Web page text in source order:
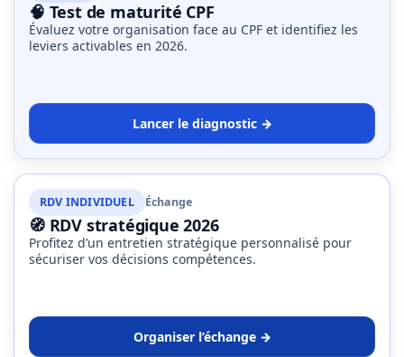
🧠 Test de maturité CPF
Évaluez votre organisation face au CPF et identifiez les
leviers activables en 2026.
Lancer le diagnostic →
RDV INDIVIDUEL Échange
🧭 RDV stratégique 2026
Profitez d’un entretien stratégique personnalisé pour
sécuriser vos décisions compétences.
Organiser l’échange →